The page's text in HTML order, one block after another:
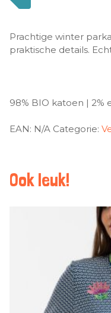
Prachtige winter
praktische details.
98% BIO katoen | 2%
EAN: N/A Categorie:
Ook leuk!